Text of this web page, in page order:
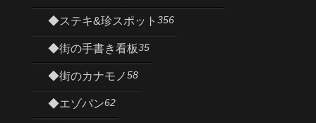
◆ステキ&珍スポット 356
◆街の手書き看板35
◆街のカナモノ58
◆エゾパン62